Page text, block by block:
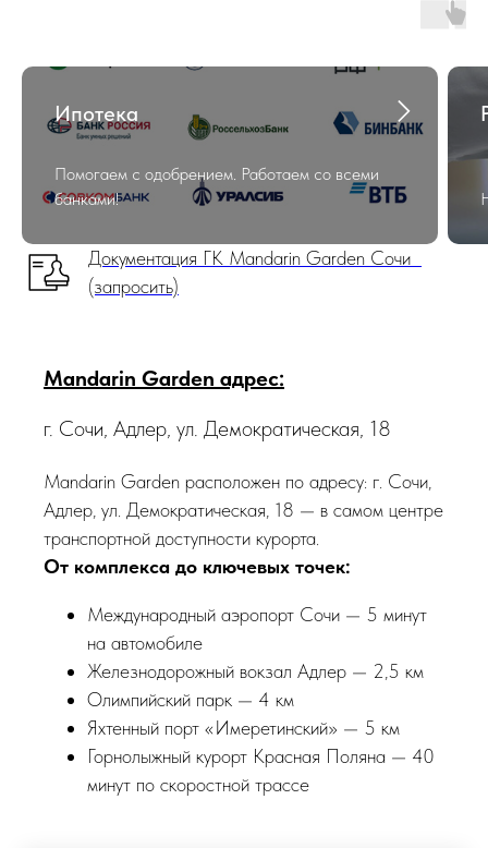
Ипотека
Помогаем с одобрением. Работаем со всеми
банками!
Документация ГК Mandarin Garden Сочи
(запросить)
Mandarin Garden адрес:
г. Сочи, Адлер, ул. Демократическая, 18
Mandarin Garden расположен по адресу: г. Сочи,
Адлер, ул. Демократическая, 18 — в самом центре
транспортной доступности курорта.
От комплекса до ключевых точек:
Международный аэропорт Сочи — 5 минут
на автомобиле
Железнодорожный вокзал Адлер — 2,5 км
Олимпийский парк — 4 км
Яхтенный порт «Имеретинский» — 5 км
Горнолыжный курорт Красная Поляна — 40
минут по скоростной трассе